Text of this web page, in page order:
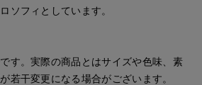
ソフィとしています。
す。実際の商品とはサイズや色味、素
若干変更になる場合がございます。